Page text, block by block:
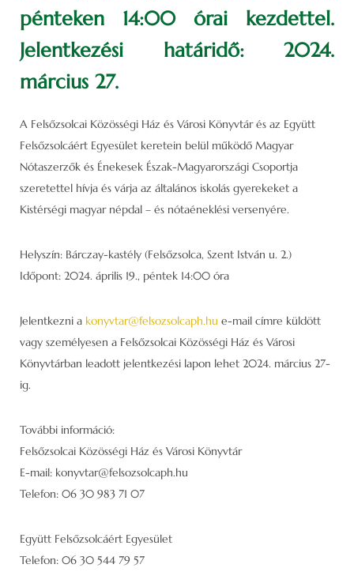
pénteken 14:00 órai kezdettel.
Jelentkezési határidő: 2024.
március 27.
A Felsőzsolcai Közösségi Ház és Városi Könyvtár és az Együtt
Felsőzsolcáért Egyesület keretein belül működő Magyar
Nótaszerzők és Énekesek Észak-Magyarországi Csoportja
szeretettel hívja és várja az általános iskolás gyerekeket a
Kistérségi magyar népdal – és nótaéneklési versenyére.
Helyszín: Bárczay-kastély (Felsőzsolca, Szent István u. 2.)
Időpont: 2024. április 19., péntek 14:00 óra
Jelentkezni a konyvtar@felsozsolcaph.hu e-mail címre küldött
vagy személyesen a Felsőzsolcai Közösségi Ház és Városi
Könyvtárban leadott jelentkezési lapon lehet 2024. március 27-
ig.
További információ:
Felsőzsolcai Közösségi Ház és Városi Könyvtár
E-mail: konyvtar@felsozsolcaph.hu
Telefon: 06 30 983 71 07
Együtt Felsőzsolcáért Egyesület
Telefon: 06 30 544 79 57